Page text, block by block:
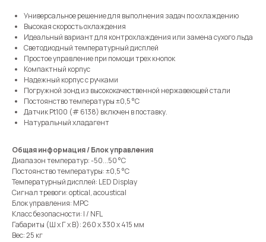
Универсальное решение для выполнения задач по охлаждению
Высокая скорость охлаждения
Идеальный вариант для контрохлаждения или замена сухого льда
Светодиодный температурный дисплей
Простое управление при помощи трех кнопок
Компактный корпус
Надежный корпус с ручками
Погружной зонд из высококачественной нержавеющей стали
Постоянство температуры ±0,5 °C
Датчик Pt100 (# 6138) включен в поставку.
Натуральный хладагент
Общая информация / Блок управления
Диапазон температур: -50...50 °C
Постоянство температуры: ±0,5 °C
Температурный дисплей: LED Display
Сигнал тревоги: optical, acoustical
Блок управления: MPC
Класс безопасности: I / NFL
Габариты (Ш х Г х В): 260 x 330 x 415 мм
Вес: 25 кг